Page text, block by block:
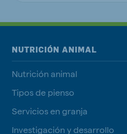
NUTRICIÓN ANIMAL
Nutrición animal
Tipos de pienso
Servicios en granja
Investigación y desarrollo